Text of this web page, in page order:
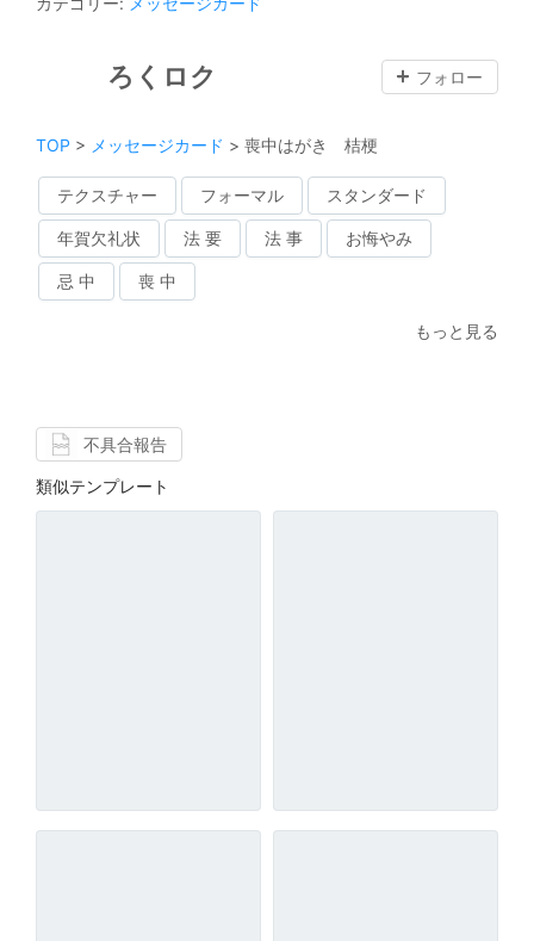
ろくロク フォロー
TOP > メッセージカード > 喪中はがき 桔梗
テクスチャー フォーマル スタンダード
年賀欠礼状 法 要 法 事 お悔やみ
忌 中 喪 中
もっと見る
不具合報告
類似テンプレート